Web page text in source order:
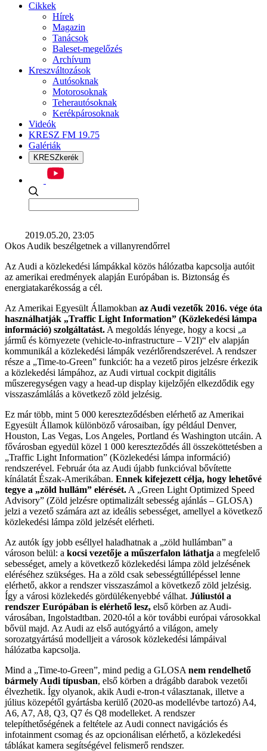
Cikkek
Hírek
Magazin
Tanácsok
Baleset-megelőzés
Archívum
Kreszváltozások
Autósoknak
Motorosoknak
Teherautósoknak
Kerékpárosoknak
Videók
KRESZ FM 19.75
Galériák
KRESZkerék
2019.05.20, 23:05
Okos Audik beszélgetnek a villanyrendőrrel
Az Audi a közlekedési lámpákkal közös hálózatba kapcsolja autóit
az amerikai eredmények alapján Európában is. Biztonság és
energiatakarékosság a cél.
Az Amerikai Egyesült Államokban az Audi vezetők 2016. vége óta
használhatják „Traffic Light Information” (Közlekedési lámpa
információ) szolgáltatást. A megoldás lényege, hogy a kocsi „a
jármű és környezete (vehicle-to-infrastructure – V2I)“ elv alapján
kommunikál a közlekedési lámpák vezérlőrendszerével. A rendszer
része a „Time-to-Green” funkciót: ha a vezető piros jelzésre érkezik
a közlekedési lámpához, az Audi virtual cockpit digitális
műszeregységen vagy a head-up display kijelzőjén elkezdődik egy
visszaszámlálás a következő zöld jelzésig.
Ez már több, mint 5 000 kereszteződésben elérhető az Amerikai
Egyesült Államok különböző városaiban, így például Denver,
Houston, Las Vegas, Los Angeles, Portland és Washington utcáin. A
fővárosban egyedül közel 1 000 kereszteződés áll összeköttetésben a
„Traffic Light Information” (Közlekedési lámpa információ)
rendszerével. Február óta az Audi újabb funkcióval bővítette
kínálatát Észak-Amerikában. Ennek kifejezett célja, hogy lehetővé
tegye a „zöld hullám” elérését. A „Green Light Optimized Speed
Advisory” (Zöld jelzésre optimalizált sebesség ajánlás – GLOSA)
jelzi a vezető számára azt az ideális sebességet, amellyel a következő
közlekedési lámpa zöld jelzését elérheti.
Az autók így jobb eséllyel haladhatnak a „zöld hullámban” a
városon belül: a kocsi vezetője a műszerfalon láthatja a megfelelő
sebességet, amely a következő közlekedési lámpa zöld jelzésének
eléréséhez szükséges. Ha a zöld csak sebességtúllépéssel lenne
elérhető, akkor a rendszer visszaszámol a következő zöld jelzésig.
Így a városi közlekedés gördülékenyebbé válhat. Júliustól a
rendszer Európában is elérhető lesz, első körben az Audi-
városában, Ingolstadtban. 2020-tól a kör további európai városokkal
bővül majd. Az Audi az első autógyártó a világon, amely
sorozatgyártású modelljeit a városok közlekedési lámpáival
hálózatba kapcsolja.
Mind a „Time-to-Green”, mind pedig a GLOSA nem rendelhető
bármely Audi típusban, első körben a drágább darabok vezetői
élvezhetik. Így olyanok, akik Audi e-tron-t választanak, illetve a
július közepétől gyártásba kerülő (2020-as modellévbe tartozó) A4,
A6, A7, A8, Q3, Q7 és Q8 modelleket. A rendszer
telepíthetőségének a feltétele az Audi connect navigációs és
infotainment csomag és az opcionálisan elérhető, a közlekedési
táblákat kamera segítségével felismerő rendszer.